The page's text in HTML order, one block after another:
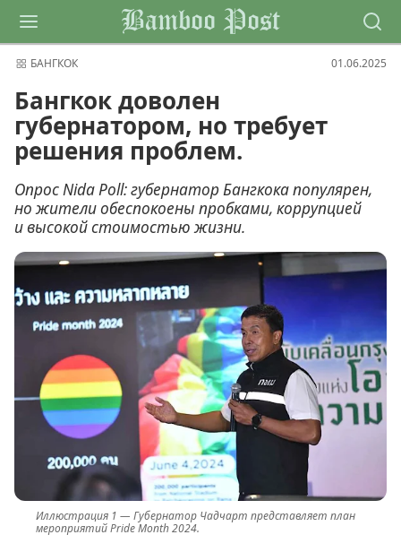
Bamboo Post
БАНГКОК 01.06.2025
Бангкок доволен
губернатором, но требует
решения проблем.
Опрос Nida Poll: губернатор Бангкока популярен,
но жители обеспокоены пробками, коррупцией
и высокой стоимостью жизни.
Губернатор Чадчарт представляет план
мероприятий Pride Month 2024.